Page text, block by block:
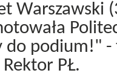
Warszawski
do podium!" -
PŁ.